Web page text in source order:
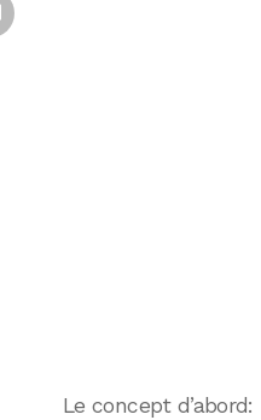
Le concept d’abord: